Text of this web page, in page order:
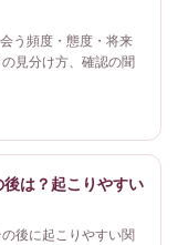
う頻度・態度・将来
見分け方、確認の聞
は？起こりやすい
後に起こりやすい関